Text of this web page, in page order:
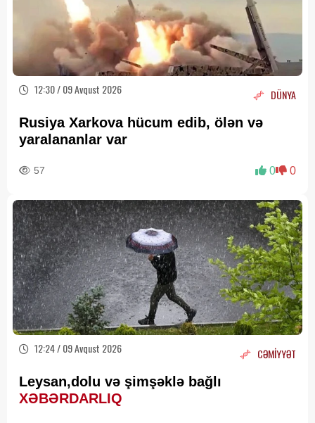
12:30 / 09 Avqust 2026 DÜNYA
Rusiya Xarkova hücum edib, ölən və
yaralananlar var
57 0 0
12:24 / 09 Avqust 2026 CƏMİYYƏT
Leysan,dolu və şimşəklə bağlı
XƏBƏRDARLIQ